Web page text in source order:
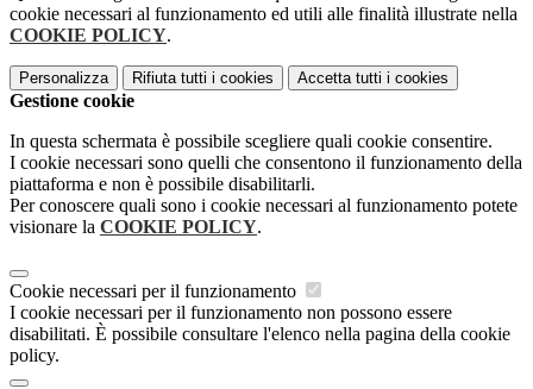
cookie necessari al funzionamento ed utili alle finalità illustrate nella
COOKIE POLICY.
Personalizza Rifiuta tutti i cookies Accetta tutti i cookies
Gestione cookie
In questa schermata è possibile scegliere quali cookie consentire.
I cookie necessari sono quelli che consentono il funzionamento della
piattaforma e non è possibile disabilitarli.
Per conoscere quali sono i cookie necessari al funzionamento potete
visionare la COOKIE POLICY.
Cookie necessari per il funzionamento
I cookie necessari per il funzionamento non possono essere
disabilitati. È possibile consultare l'elenco nella pagina della cookie
policy.